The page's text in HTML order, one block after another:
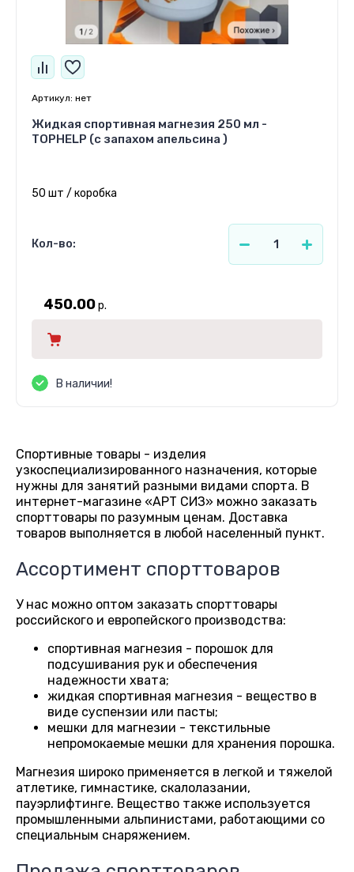
Артикул: нет
Жидкая спортивная магнезия 250 мл -
TOPHELP (с запахом апельсина )
50 шт / коробка
Кол-во:
450.00р.
В наличии!
Спортивные товары - изделия
узкоспециализированного назначения, которые
нужны для занятий разными видами спорта. В
интернет-магазине «АРТ СИЗ» можно заказать
спорттовары по разумным ценам. Доставка
товаров выполняется в любой населенный пункт.
Ассортимент спорттоваров
У нас можно оптом заказать спорттовары
российского и европейского производства:
спортивная магнезия - порошок для
подсушивания рук и обеспечения
надежности хвата;
жидкая спортивная магнезия - вещество в
виде суспензии или пасты;
мешки для магнезии - текстильные
непромокаемые мешки для хранения порошка.
Магнезия широко применяется в легкой и тяжелой
атлетике, гимнастике, скалолазании,
пауэрлифтинге. Вещество также используется
промышленными альпинистами, работающими со
специальным снаряжением.